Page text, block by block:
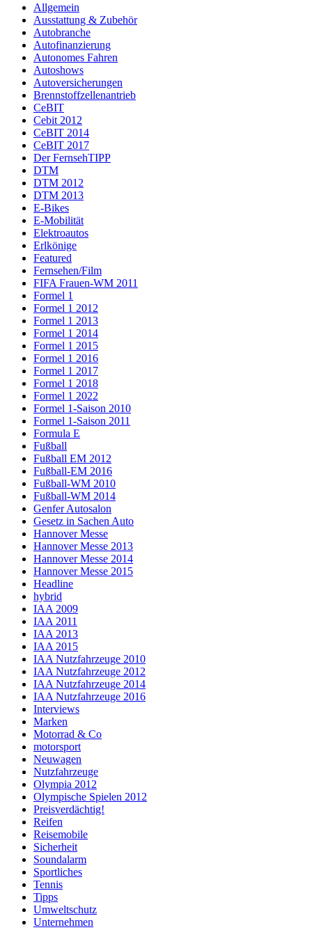
Allgemein
Ausstattung & Zubehör
Autobranche
Autofinanzierung
Autonomes Fahren
Autoshows
Autoversicherungen
Brennstoffzellenantrieb
CeBIT
Cebit 2012
CeBIT 2014
CeBIT 2017
Der FernsehTIPP
DTM
DTM 2012
DTM 2013
E-Bikes
E-Mobilität
Elektroautos
Erlkönige
Featured
Fernsehen/Film
FIFA Frauen-WM 2011
Formel 1
Formel 1 2012
Formel 1 2013
Formel 1 2014
Formel 1 2015
Formel 1 2016
Formel 1 2017
Formel 1 2018
Formel 1 2022
Formel 1-Saison 2010
Formel 1-Saison 2011
Formula E
Fußball
Fußball EM 2012
Fußball-EM 2016
Fußball-WM 2010
Fußball-WM 2014
Genfer Autosalon
Gesetz in Sachen Auto
Hannover Messe
Hannover Messe 2013
Hannover Messe 2014
Hannover Messe 2015
Headline
hybrid
IAA 2009
IAA 2011
IAA 2013
IAA 2015
IAA Nutzfahrzeuge 2010
IAA Nutzfahrzeuge 2012
IAA Nutzfahrzeuge 2014
IAA Nutzfahrzeuge 2016
Interviews
Marken
Motorrad & Co
motorsport
Neuwagen
Nutzfahrzeuge
Olympia 2012
Olympische Spielen 2012
Preisverdächtig!
Reifen
Reisemobile
Sicherheit
Soundalarm
Sportliches
Tennis
Tipps
Umweltschutz
Unternehmen